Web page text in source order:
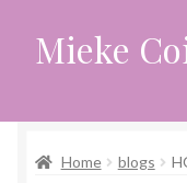
Ga
door
navigatie
Ga
naar
inhoud
Mieke
Afrekenen
Home blogs